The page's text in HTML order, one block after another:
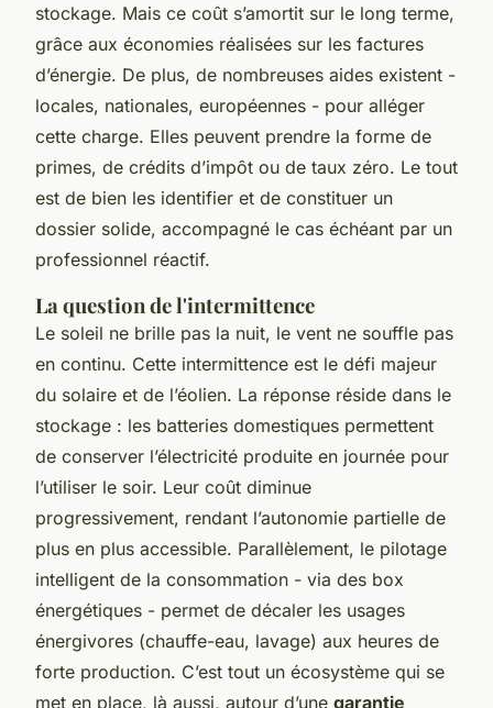
stockage. Mais ce coût s’amortit sur le long terme,
grâce aux économies réalisées sur les factures
d’énergie. De plus, de nombreuses aides existent -
locales, nationales, européennes - pour alléger
cette charge. Elles peuvent prendre la forme de
primes, de crédits d’impôt ou de taux zéro. Le tout
est de bien les identifier et de constituer un
dossier solide, accompagné le cas échéant par un
professionnel réactif.
La question de l'intermittence
Le soleil ne brille pas la nuit, le vent ne souffle pas
en continu. Cette intermittence est le défi majeur
du solaire et de l’éolien. La réponse réside dans le
stockage : les batteries domestiques permettent
de conserver l’électricité produite en journée pour
l’utiliser le soir. Leur coût diminue
progressivement, rendant l’autonomie partielle de
plus en plus accessible. Parallèlement, le pilotage
intelligent de la consommation - via des box
énergétiques - permet de décaler les usages
énergivores (chauffe-eau, lavage) aux heures de
forte production. C’est tout un écosystème qui se
met en place, là aussi, autour d’une garantie